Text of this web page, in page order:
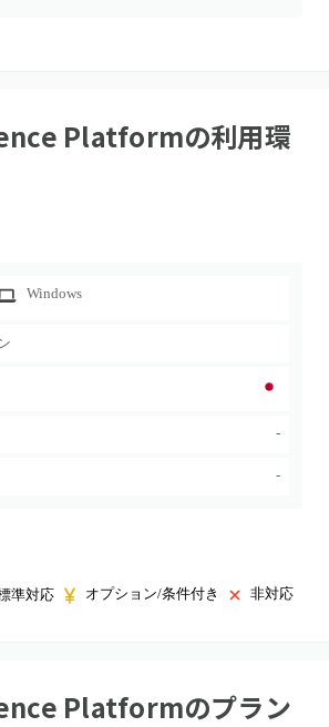
Platformの利用環
Windows
-
-
準対応 オプション/条件付き 非対応
Platformのプラン